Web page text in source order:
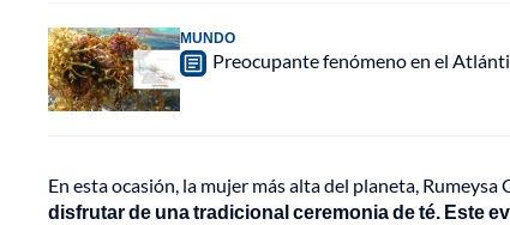
MUNDO
Preocupante fenómeno en el
En esta ocasión, la mujer más alta del planeta, Rumeysa
disfrutar de una tradicional ceremonia de té. Este